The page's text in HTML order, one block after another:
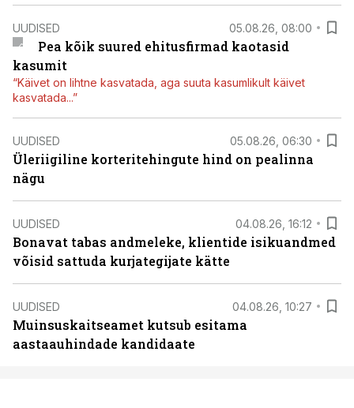
UUDISED 05.08.26, 08:00
Pea kõik suured ehitusfirmad kaotasid
kasumit
“Käivet on lihtne kasvatada, aga suuta kasumlikult käivet
kasvatada...”
UUDISED 05.08.26, 06:30
Üleriigiline korteritehingute hind on pealinna
nägu
UUDISED 04.08.26, 16:12
Bonavat tabas andmeleke, klientide isikuandmed
võisid sattuda kurjategijate kätte
UUDISED 04.08.26, 10:27
Muinsuskaitseamet kutsub esitama
aastaauhindade kandidaate